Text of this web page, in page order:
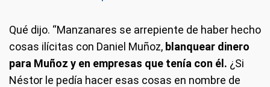
Qué dijo. “Manzanares se arrepiente de haber hecho
cosas ilícitas con Daniel Muñoz, blanquear dinero
para Muñoz y en empresas que tenía con él. ¿Si
Néstor le pedía hacer esas cosas en nombre de